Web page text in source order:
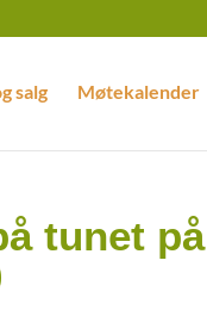
salg Møtekalender
tunet på